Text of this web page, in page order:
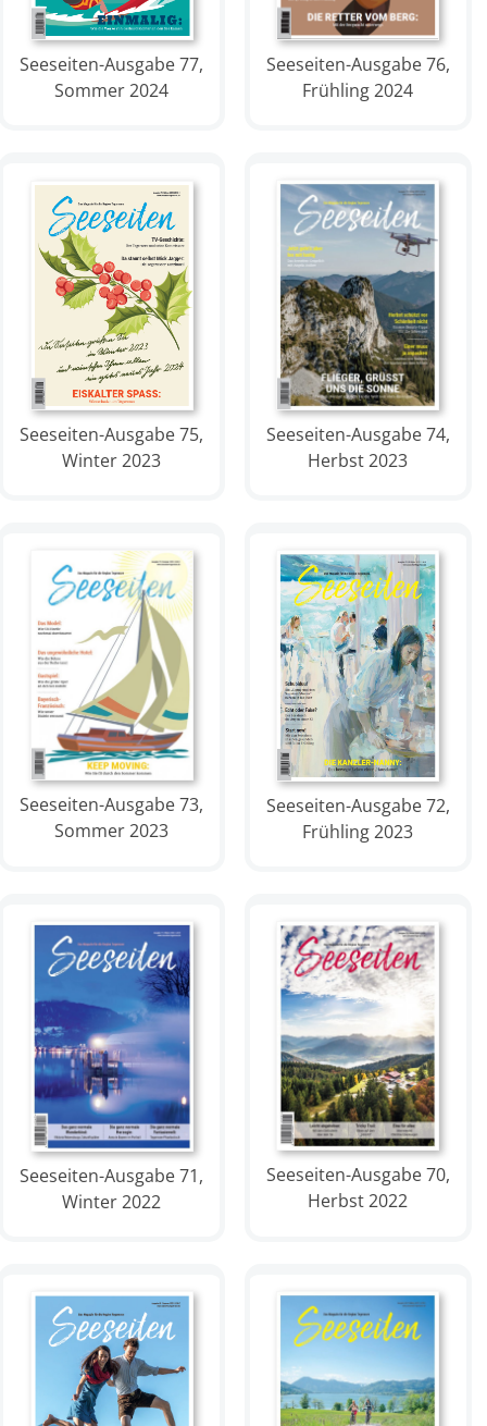
Seeseiten-Ausgabe 77,
Sommer 2024
Seeseiten-Ausgabe 76,
Frühling 2024
Seeseiten-Ausgabe 75,
Winter 2023
Seeseiten-Ausgabe 74,
Herbst 2023
Seeseiten-Ausgabe 73,
Sommer 2023
Seeseiten-Ausgabe 72,
Frühling 2023
Seeseiten-Ausgabe 71,
Winter 2022
Seeseiten-Ausgabe 70,
Herbst 2022